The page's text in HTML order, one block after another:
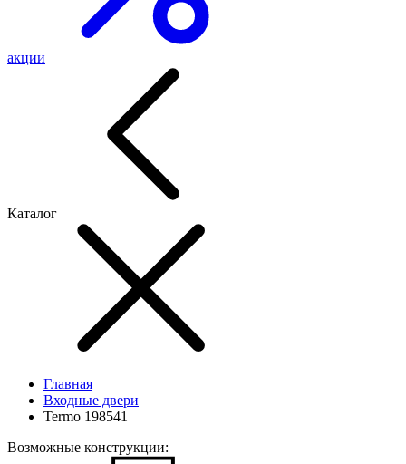
акции
Каталог
Главная
Входные двери
Termo 198541
Возможные конструкции: